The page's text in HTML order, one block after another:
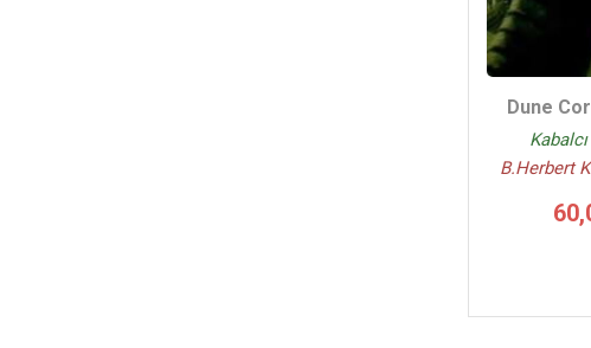
Dune
B.Herbert